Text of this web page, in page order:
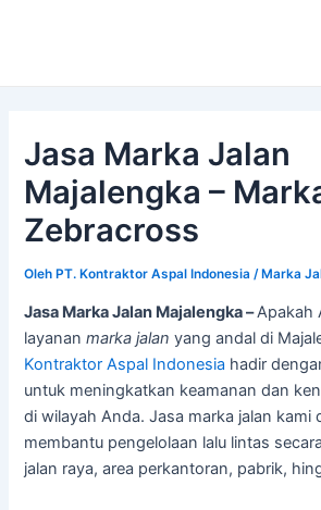
Jasa Marka Jalan
Majalengka –
Zebracross
OlehPT. Kontraktor Aspal Indonesia /Marka
Jasa Marka Jalan Majalengka –Apakah
layananmarka jalan yang andal di
Kontraktor Aspal Indonesia hadir
untuk meningkatkan keamanan dan
di wilayah Anda. Jasa marka jalan kami
membantu pengelolaan lalu lintas
jalan raya, area perkantoran, pabrik,